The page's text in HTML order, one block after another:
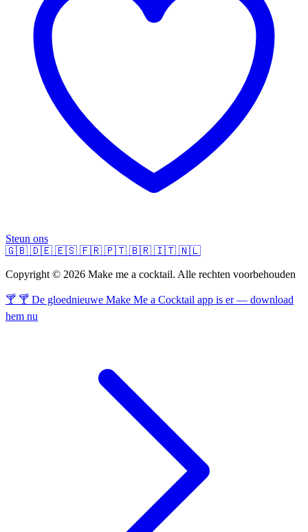
Steun ons
🇬🇧 🇩🇪 🇪🇸 🇫🇷 🇵🇹 🇧🇷 🇮🇹 🇳🇱
Copyright © 2026 Make me a cocktail. Alle rechten voorbehouden
🍸 🍸 De gloednieuwe Make Me a Cocktail app is er — download
hem nu